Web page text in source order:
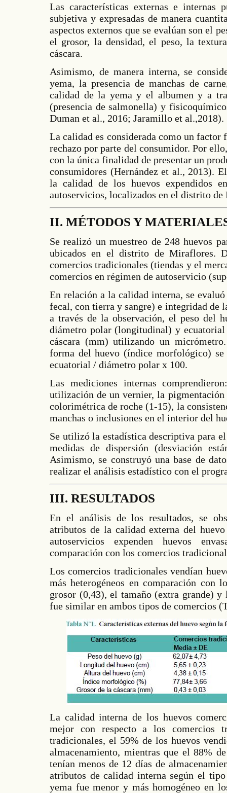
Las características externas e internas
subjetiva y expresadas de manera
aspectos externos que se evalúan son el
el grosor, la densidad, el peso, la
cáscara.
Asimismo, de manera interna, se
yema, la presencia de manchas de
calidad de la yema y el albumen y a
(presencia de salmonella) y
Duman et al., 2016; Jaramillo et al.,2018).
La calidad es considerada como un factor
rechazo por parte del consumidor. Por
con la única finalidad de presentar un
consumidores (Hernández et al., 2013).
la calidad de los huevos expendidos
autoservicios, localizados en el distrito
II. MÉTODOS Y
Se realizó un muestreo de 248 huevos
ubicados en el distrito de Miraflores.
comercios tradicionales (tiendas y el
comercios en régimen de autoservicio
En relación a la calidad interna, se
fecal, con tierra y sangre) e integridad de
a través de la observación, el peso del
diámetro polar (longitudinal) y
cáscara (mm) utilizando un
forma del huevo (índice morfológico)
ecuatorial / diámetro polar x 100.
Las mediciones internas
utilización de un vernier, la
colorimétrica de roche (1-15), la
manchas o inclusiones en el interior del
Se utilizó la estadística descriptiva para
medidas de dispersión (desviación
Asimismo, se construyó una base de
realizar el análisis estadístico con el
III. RESULTADOS
En el análisis de los resultados, se
atributos de la calidad externa del
autoservicios expenden huevos
comparación con los comercios
Los comercios tradicionales vendían
más heterogéneos en comparación con
grosor (0,43), el tamaño (extra grande) y
fue similar en ambos tipos de comercios
La calidad interna de los huevos
mejor con respecto a los comercios
tradicionales, el 59% de los huevos
almacenamiento, mientras que el 88%
tenían menos de 12 días de
atributos de calidad interna según el
yema fue menor y más homogéneo en